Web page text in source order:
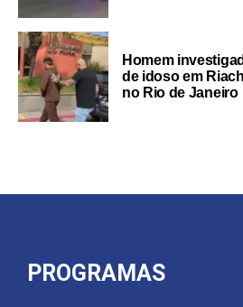
Homem
de idoso em
no Rio de Janeiro
PROGRAMAS